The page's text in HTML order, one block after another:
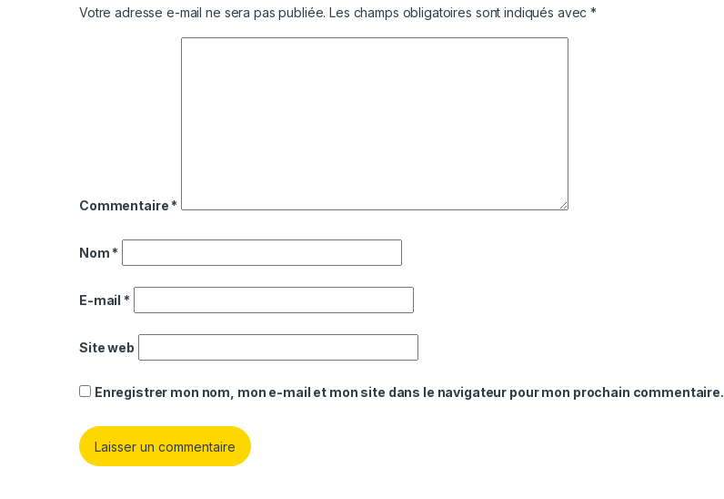
Votre adresse e-mail ne sera pas publiée. Les champs obligatoires sont indiqués avec*
Commentaire *
Nom *
E-mail *
Site web
Enregistrer mon nom, mon e-mail et mon site dans le navigateur pour mon prochain commentaire.